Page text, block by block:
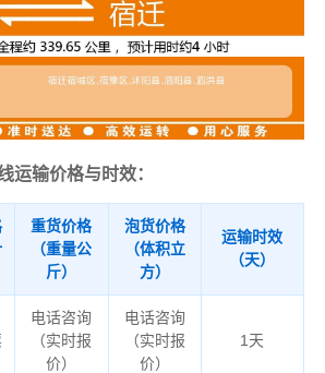
运输价格与时效：
重货价格
（重量公
斤）
泡货价格
（体积立
方）
运输时效
（天）
电话咨询
（实时报
价）
电话咨询
（实时报
价）
1天